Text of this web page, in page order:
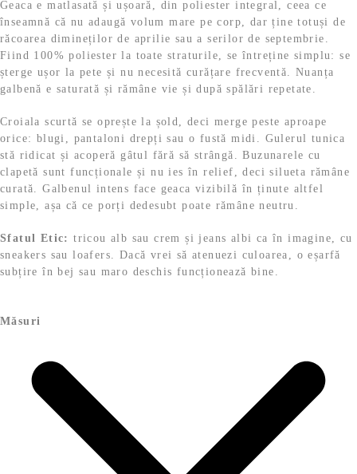
3
1
9
,
9
9
e
i
.
5
,
9
9
l
i
.
Geaca e matlasată și ușoară, din poliester integral, ceea ce
înseamnă că nu adaugă volum mare pe corp, dar ține totuși de
răcoarea dimineților de aprilie sau a serilor de septembrie.
Fiind 100% poliester la toate straturile, se întreține simplu: se
șterge ușor la pete și nu necesită curățare frecventă. Nuanța
galbenă e saturată și rămâne vie și după spălări repetate.
Croiala scurtă se oprește la șold, deci merge peste aproape
orice: blugi, pantaloni drepți sau o fustă midi. Gulerul tunica
stă ridicat și acoperă gâtul fără să strângă. Buzunarele cu
clapetă sunt funcționale și nu ies în relief, deci silueta rămâne
curată. Galbenul intens face geaca vizibilă în ținute altfel
simple, așa că ce porți dedesubt poate rămâne neutru.
Sfatul Etic: tricou alb sau crem și jeans albi ca în imagine, cu
sneakers sau loafers. Dacă vrei să atenuezi culoarea, o eșarfă
subțire în bej sau maro deschis funcționează bine.
Măsuri